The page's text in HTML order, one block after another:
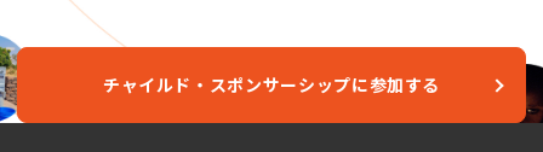
チャイルド・スポンサーシップに参加する